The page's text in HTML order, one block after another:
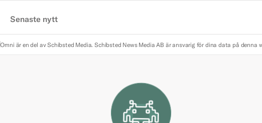
Senaste nytt
Omni är en del av Schibsted Media. Schibsted News Media AB är ansvarig för dina data på denna